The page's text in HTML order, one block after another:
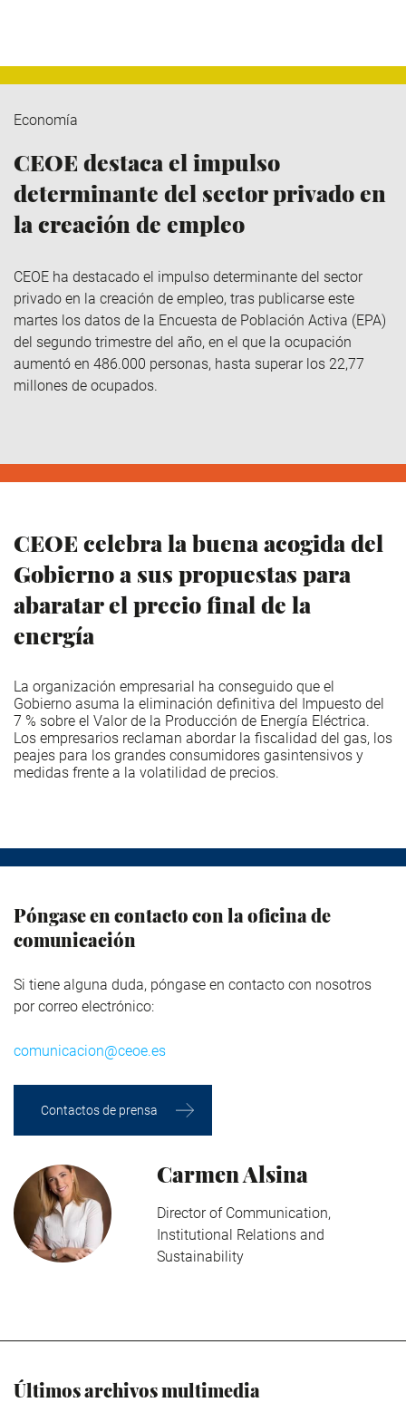
Economía
CEOE destaca el impulso
determinante del sector privado en
la creación de empleo
CEOE ha destacado el impulso determinante del sector
privado en la creación de empleo, tras publicarse este
martes los datos de la Encuesta de Población Activa (EPA)
del segundo trimestre del año, en el que la ocupación
aumentó en 486.000 personas, hasta superar los 22,77
millones de ocupados.
CEOE celebra la buena acogida del
Gobierno a sus propuestas para
abaratar el precio final de la
energía
La organización empresarial ha conseguido que el
Gobierno asuma la eliminación definitiva del Impuesto del
7 % sobre el Valor de la Producción de Energía Eléctrica.
Los empresarios reclaman abordar la fiscalidad del gas, los
peajes para los grandes consumidores gasintensivos y
medidas frente a la volatilidad de precios.
Póngase en contacto con la oficina de
comunicación
Si tiene alguna duda, póngase en contacto con nosotros
por correo electrónico:
comunicacion@ceoe.es
Contactos de prensa
Carmen Alsina
Director of Communication,
Institutional Relations and
Sustainability
Últimos archivos multimedia